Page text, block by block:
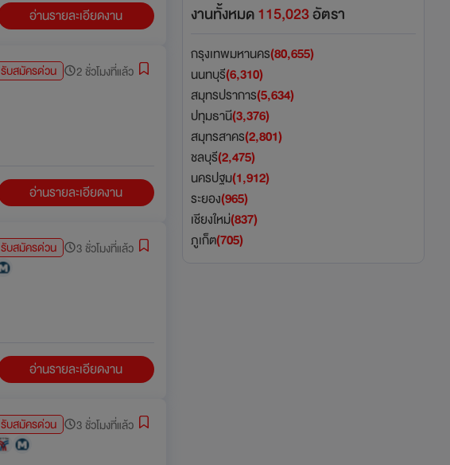
อ่านรายละเอียดงาน
รับสมัครด่วน 2 ชั่วโมงที่แล้ว
อ่านรายละเอียดงาน
รับสมัครด่วน 3 ชั่วโมงที่แล้ว
อ่านรายละเอียดงาน
รับสมัครด่วน 3 ชั่วโมงที่แล้ว
งานทั้งหมด115,023อัตรา
กรุงเทพมหานคร(80,655)
นนทบุรี(6,310)
สมุทรปราการ(5,634)
ปทุมธานี(3,376)
สมุทรสาคร(2,801)
ชลบุรี(2,475)
นครปฐม(1,912)
ระยอง(965)
เชียงใหม่(837)
ภูเก็ต(705)